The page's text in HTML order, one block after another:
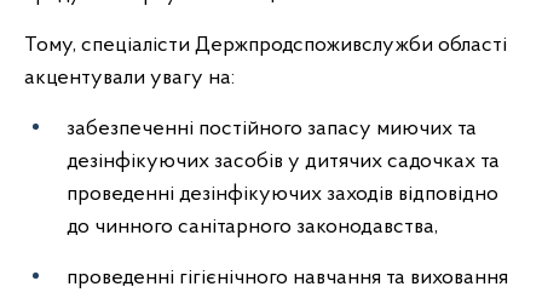
Тому, спеціалісти Держпродспоживслужби області
акцентували увагу на:
забезпеченні постійного запасу миючих та
дезінфікуючих засобів у дитячих садочках та
проведенні дезінфікуючих заходів відповідно
до чинного санітарного законодавства,
проведенні гігієнічного навчання та виховання